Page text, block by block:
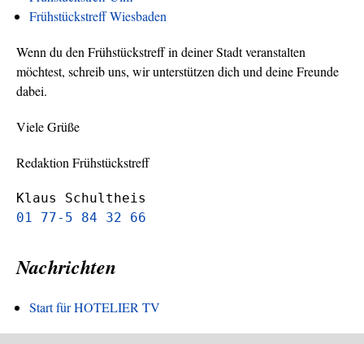
Frühstückstreff Wiesbaden
Wenn du den Frühstückstreff in deiner Stadt veranstalten
möchtest, schreib uns, wir unterstützen dich und deine Freunde
dabei.
Viele Grüße
Redaktion Frühstückstreff
Klaus Schultheis
01 77-5 84 32 66
Nachrichten
Start für HOTELIER TV